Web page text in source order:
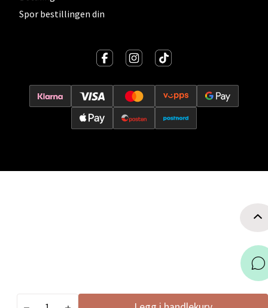
Spor bestillingen din
Leirvik - Stord
Åpent i dag 10-17
Oslo - Thon Senter Storo